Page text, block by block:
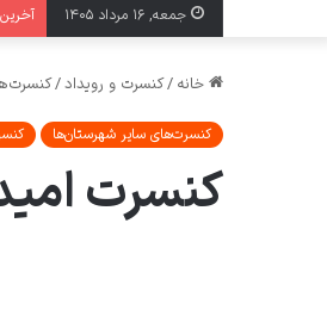
جمعه, ۱۶ مرداد ۱۴۰۵
خانه /کنسرت و رویداد/
کنسرت‌های سایر شهرستان‌ها
کنسرت